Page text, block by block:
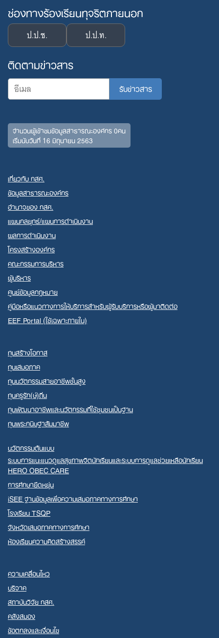
Search
for:
ช่องทางร้องเรียนทุจริตภายนอก
ป.ป.ช. ป.ป.ท.
ติดตามข่าวสาร
จำนวนผู้เข้าชมข้อมูลสาธารณะองค์กร 0คน
เริ่มนับวันที่ 16 มิถุนายน 2563
เกี่ยวกับ กสศ.
ข้อมูลสาธารณะองค์กร
อำนาจของ กสศ.
แผนกลยุทธ์/แผนการดำเนินงาน
ผลการดำเนินงาน
โครงสร้างองค์กร
คณะกรรมการบริหาร
ผู้บริหาร
ศูนย์ข้อมูลกฎหมาย
คู่มือหรือแนวทางการให้บริการสำหรับผู้รับบริการหรือผู้มาติดต่อ
EEF Portal (ใช้เฉพาะภายใน)
ทุนสร้างโอกาส
ทุนเสมอภาค
ทุนนวัตกรรมสายอาชีพชั้นสูง
ทุนครูรัก(ษ์)ถิ่น
ทุนพัฒนาอาชีพและนวัตกรรมที่ใช้ชุมชนเป็นฐาน
ทุนพระกนิษฐาสัมมาชีพ
นวัตกรรมต้นแบบ
ระบบการแนะแนวดูแลสุขภาพจิตนักเรียนและระบบการดูแลช่วยเหลือนักเรียน
HERO OBEC CARE
การศึกษายืดหยุ่น
iSEE ฐานข้อมูลเพื่อความเสมอภาคทางการศึกษา
โรงเรียน TSQP
จังหวัดเสมอภาคทางการศึกษา
ห้องเรียนความคิดสร้างสรรค์
ความเคลื่อนไหว
บริจาค
สถาบันวิจัย กสศ.
คลังสมอง
ข้อตกลงและเงื่อนไข